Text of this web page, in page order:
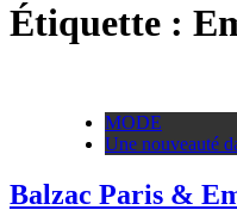
Étiquette :
MODE
Une nouveauté
Balzac Paris &